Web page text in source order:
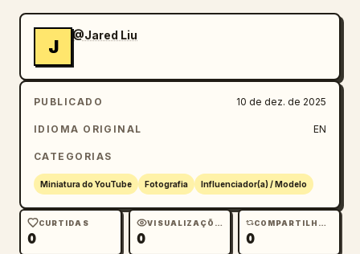
J
@Jared Liu
PUBLICADO 10 de dez. de 2025
IDIOMA ORIGINAL EN
CATEGORIAS
Miniatura do YouTube Fotografia Influenciador(a) / Modelo
CURTIDAS
0
VISUALIZAÇÕES
0
COMPARTILHAMENTOS
0